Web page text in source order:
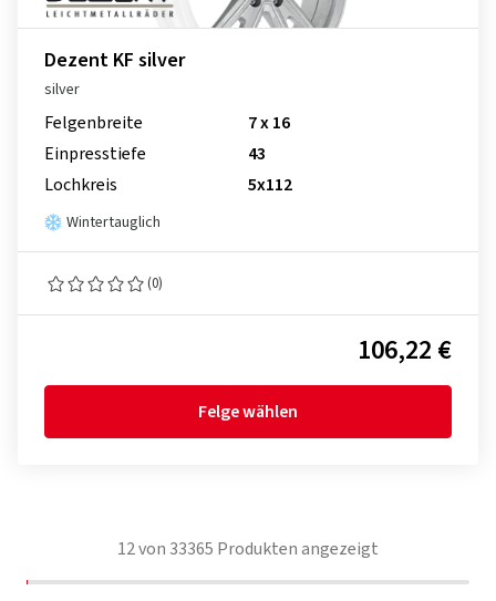
Dezent KF silver
silver
Felgenbreite
7 x 16
Einpresstiefe
43
Lochkreis
5x112
Wintertauglich
(0)
106,22 €
Felge wählen
12von 33365 Produkten angezeigt